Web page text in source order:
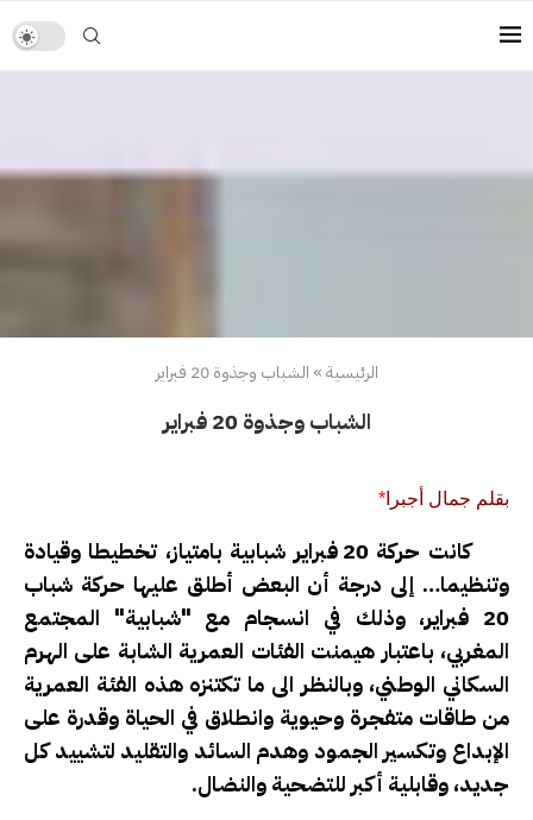
الرئيسية» الشباب وجذوة 20 فبراير
الشباب وجذوة 20 فبراير
بقلم جمال أجبرا *
كانت حركة 20 فبراير شبابية بامتياز، تخطيطا وقيادة
وتنظيما… إلى درجة أن البعض أطلق عليها حركة شباب
20 فبراير، وذلك في انسجام مع "شبابية" المجتمع
المغربي، باعتبار هيمنت الفئات العمرية الشابة على الهرم
السكاني الوطني، وبالنظر الى ما تكتنزه هذه الفئة العمرية
من طاقات متفجرة وحيوية وانطلاق في الحياة وقدرة على
الإبداع وتكسير الجمود وهدم السائد والتقليد لتشييد كل
جديد، وقابلية أكبر للتضحية والنضال.